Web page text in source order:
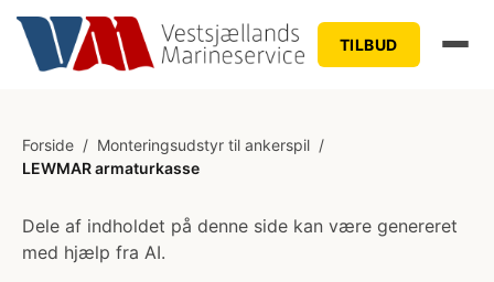
TILBUD
Forside / Monteringsudstyr til ankerspil /
LEWMAR armaturkasse
Dele af indholdet på denne side kan være genereret
med hjælp fra AI.